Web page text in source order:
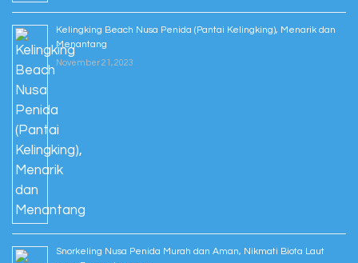
Kelingking Beach Nusa Penida (Pantai Kelingking), Menarik dan
Menantang
November 21, 2023
Snorkeling Nusa Penida Murah dan Aman, Nikmati Biota Laut